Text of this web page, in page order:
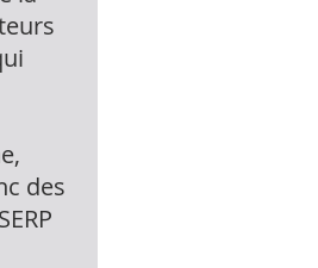
des